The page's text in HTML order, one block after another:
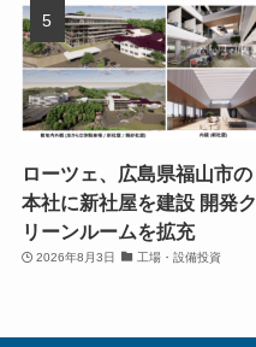
ローツェ、広島県福山市の
本社に新社屋を建設 開発ク
リーンルームを拡充
2026年8月3日 工場・設備投資